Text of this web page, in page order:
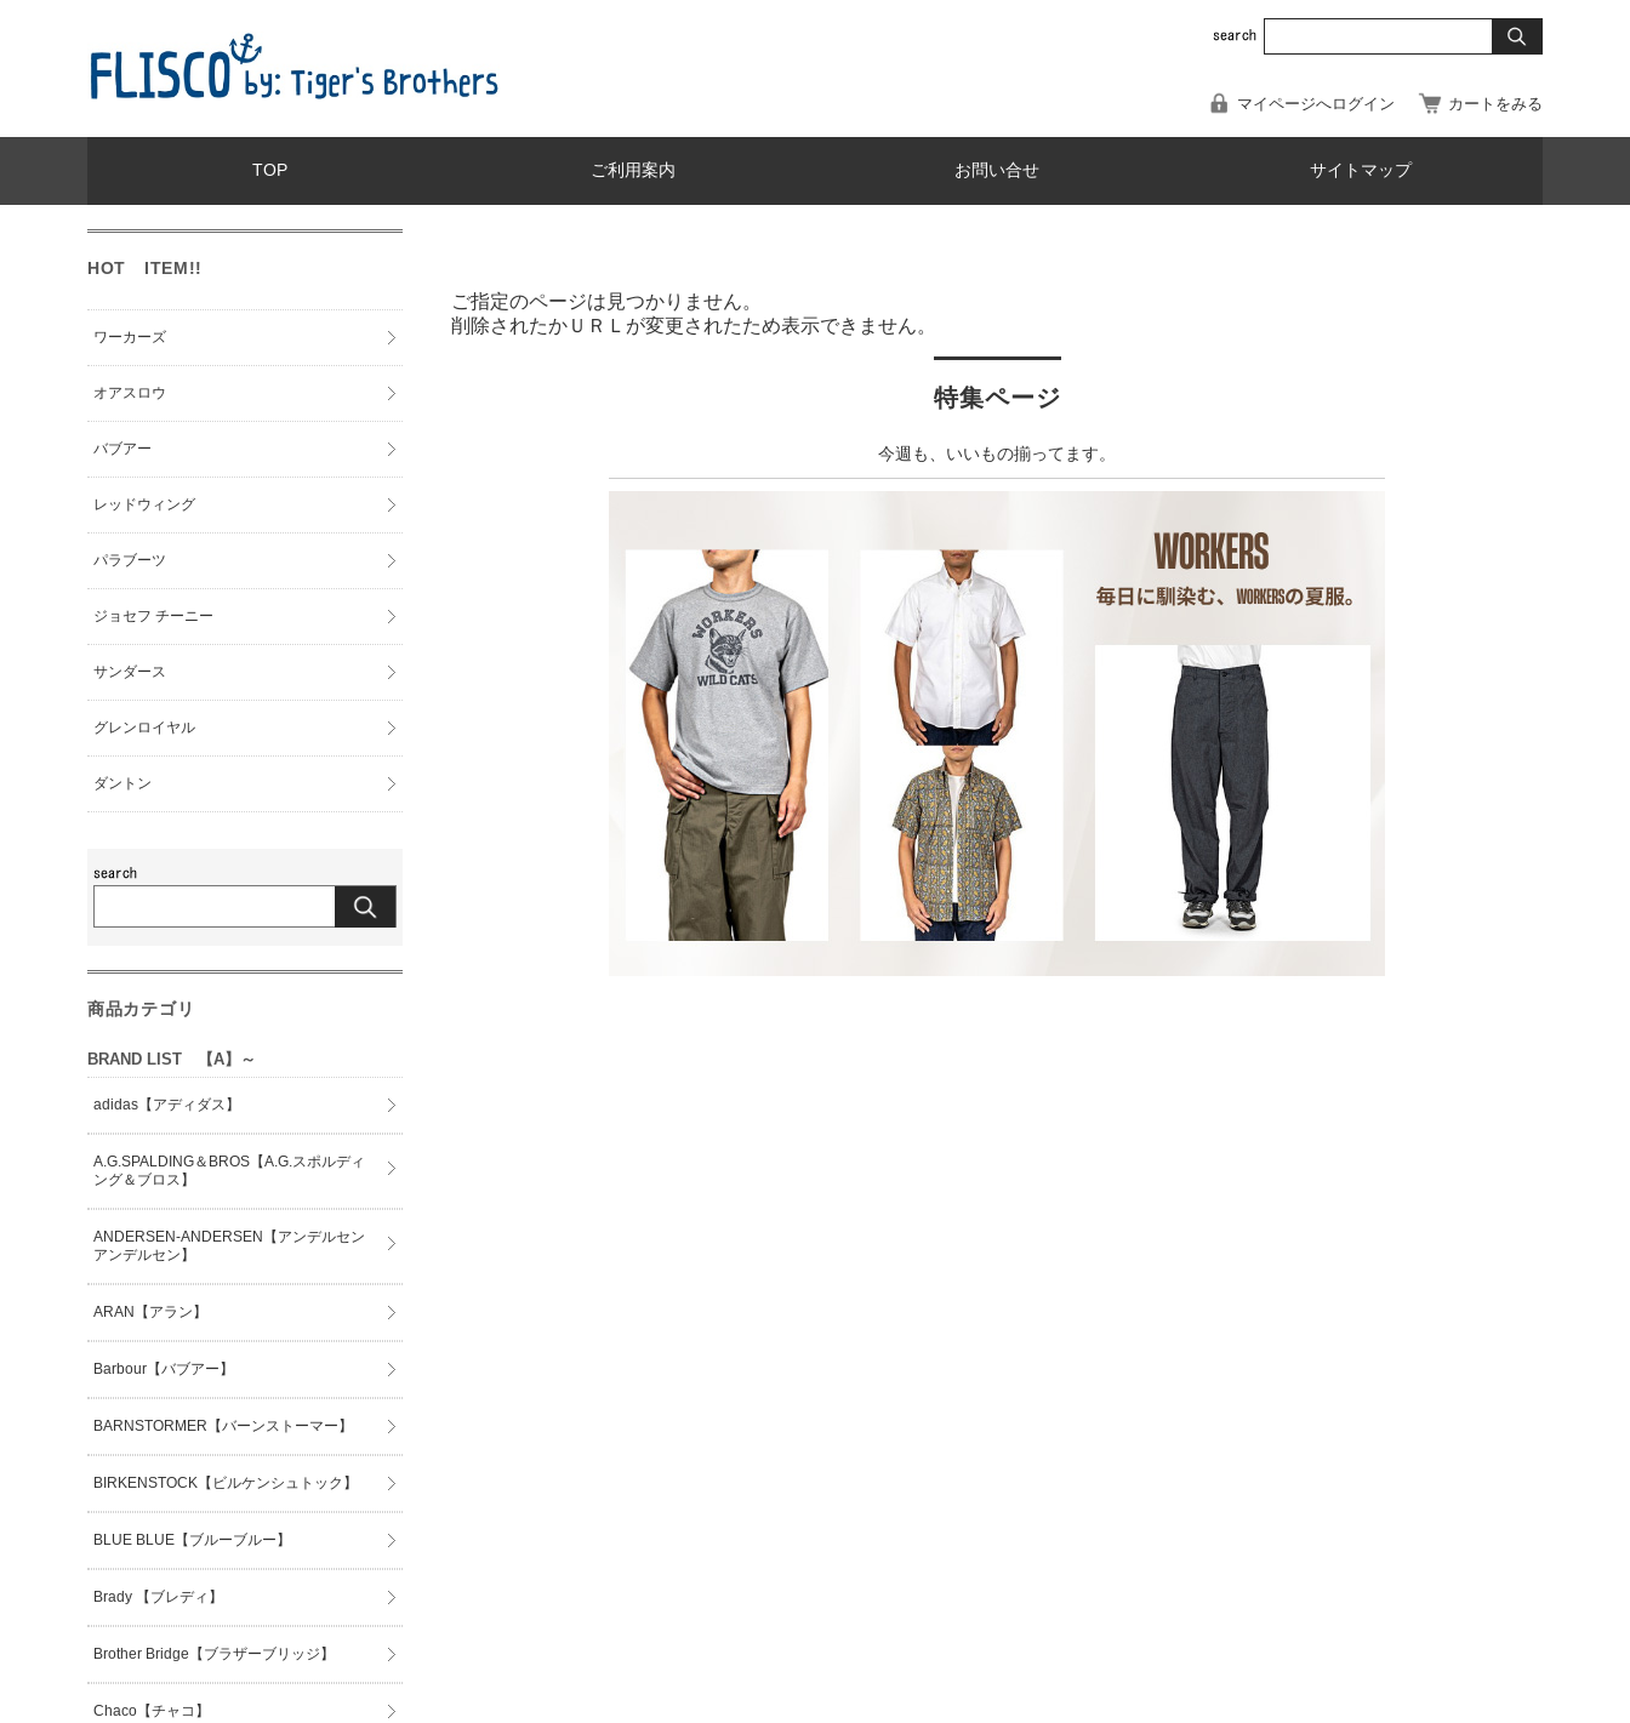
マイページへログイン カートをみる
TOP ご利用案内 お問い合せ サイトマップ
ご指定のページは見つかりません。
削除されたかＵＲＬが変更されたため表示できません。
特集ページ
今週も、いいもの揃ってます。
HOT ITEM!!
ワーカーズ
オアスロウ
バブアー
レッドウィング
パラブーツ
ジョセフ チーニー
サンダース
グレンロイヤル
ダントン
商品カテゴリ
BRAND LIST 【A】～
adidas【アディダス】
A.G.SPALDING＆BROS【A.G.スポルディ
ング＆ブロス】
ANDERSEN-ANDERSEN【アンデルセン
アンデルセン】
ARAN【アラン】
Barbour【バブアー】
BARNSTORMER【バーンストーマー】
BIRKENSTOCK【ビルケンシュトック】
BLUE BLUE【ブルーブルー】
Brady 【ブレディ】
Brother Bridge【ブラザーブリッジ】
Chaco【チャコ】